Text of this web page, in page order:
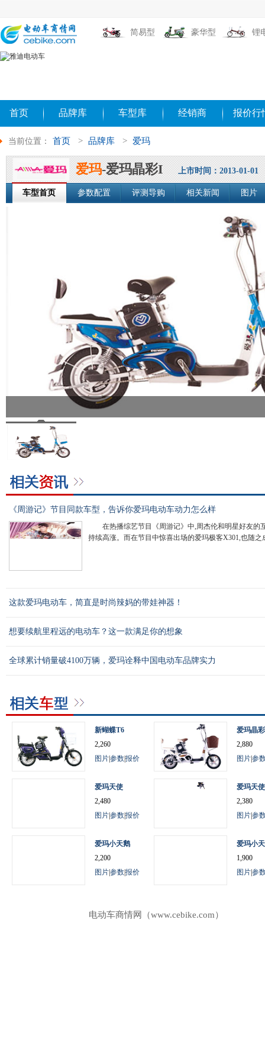
简易型 豪华型 锂
首页 品牌库 车型库 经销商 报价行
当前位置： 首页 > 品牌库 > 爱玛
爱玛-爱玛晶彩I 上市时间：2013-01-01
车型首页 参数配置 评测导购 相关新闻 图片
《周游记》节目同款车型，告诉你爱玛电动车动力怎么样
在热播综艺节目《周游记》中,周杰伦和明星好友的
持续高涨。而在节目中惊喜出场的爱玛极客X301,也随之
这款爱玛电动车，简直是时尚辣妈的带娃神器！
想要续航里程远的电动车？这一款满足你的想象
全球累计销量破4100万辆，爱玛诠释中国电动车品牌实力
新蝴蝶T6
2,260
图片参数报价
爱玛晶
2,880
图片参
爱玛天使
2,480
图片参数报价
爱玛天
2,380
图片参
爱玛小天鹅
2,200
图片参数报价
爱玛小
1,900
图片参
电动车商情网（www.cebike.com）